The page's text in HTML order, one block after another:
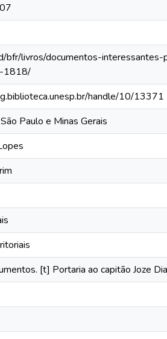
bfr/livros/documentos-
1818/
handle/10/13371
Paulo e Minas Gerais
[t] Portaria ao capitão Joze